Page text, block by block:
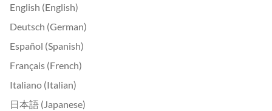
English (English)
Deutsch (German)
Español (Spanish)
Français (French)
Italiano (Italian)
日本語 (Japanese)